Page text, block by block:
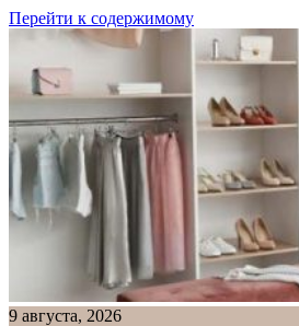
Перейти к содержимому
9 августа, 2026